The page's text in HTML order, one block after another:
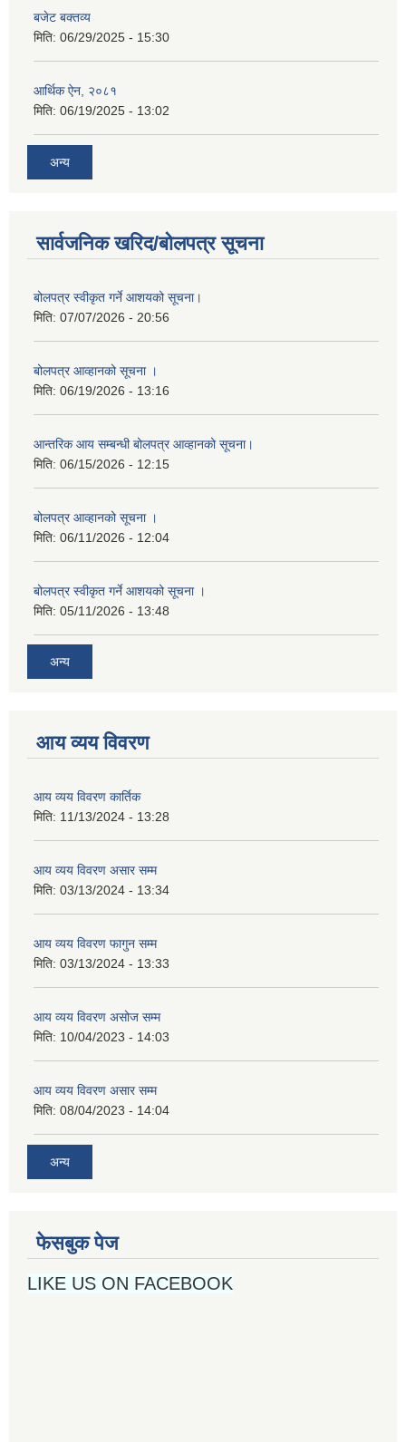
बजेट बक्तव्य
मिति: 06/29/2025 - 15:30
आर्थिक ऐन, २०८१
मिति: 06/19/2025 - 13:02
अन्य
सार्वजनिक खरिद/बोलपत्र सूचना
बोलपत्र स्वीकृत गर्ने आशयको सूचना।
मिति: 07/07/2026 - 20:56
बोलपत्र आव्हानको सूचना ।
मिति: 06/19/2026 - 13:16
आन्तरिक आय सम्बन्धी बोलपत्र आव्हानको सूचना।
मिति: 06/15/2026 - 12:15
बोलपत्र आव्हानको सूचना ।
मिति: 06/11/2026 - 12:04
बोलपत्र स्वीकृत गर्ने आशयको सूचना ।
मिति: 05/11/2026 - 13:48
अन्य
आय व्यय विवरण
आय व्यय विवरण कार्तिक
मिति: 11/13/2024 - 13:28
आय व्यय विवरण असार सम्म
मिति: 03/13/2024 - 13:34
आय व्यय विवरण फागुन सम्म
मिति: 03/13/2024 - 13:33
आय व्यय विवरण असोज सम्म
मिति: 10/04/2023 - 14:03
आय व्यय विवरण असार सम्म
मिति: 08/04/2023 - 14:04
अन्य
फेसबुक पेज
LIKE US ON FACEBOOK